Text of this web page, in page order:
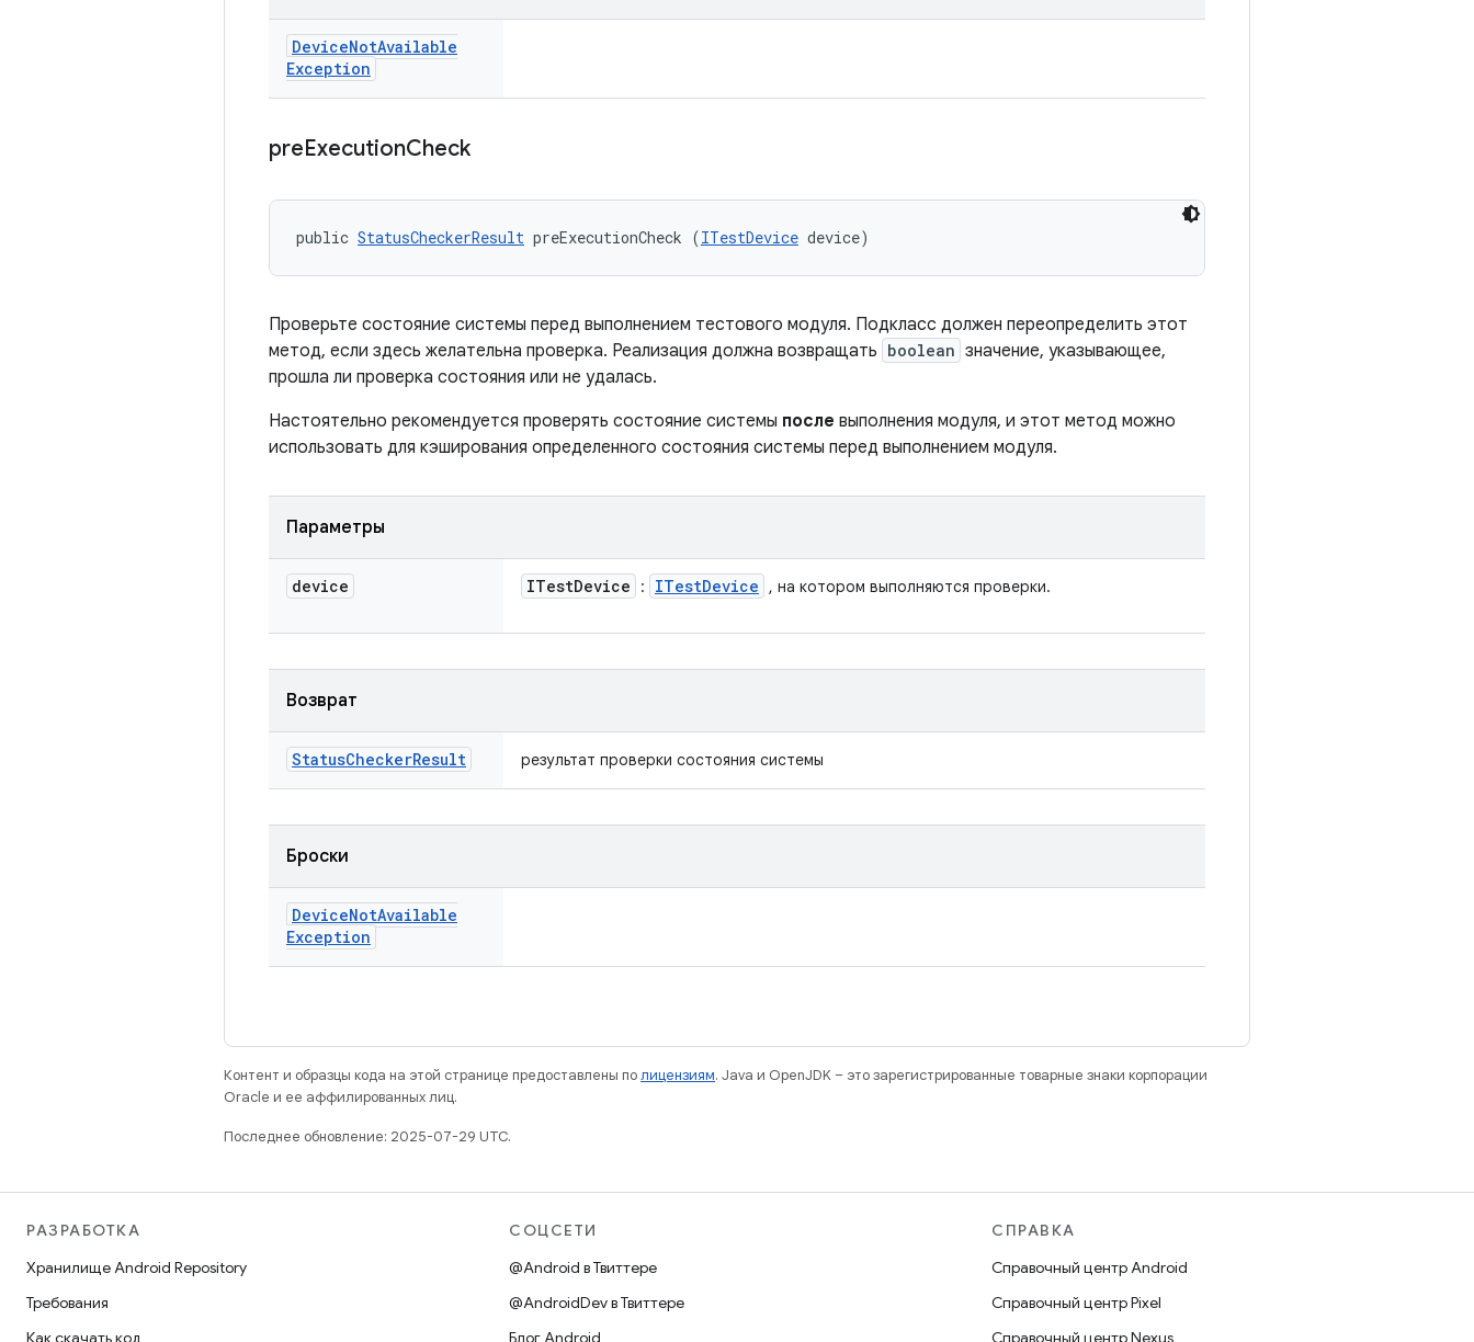
DeviceNotAvailable
Exception
preExecutionCheck
public StatusCheckerResult preExecutionCheck (ITestDevice device)
Проверьте состояние системы перед выполнением тестового модуля. Подкласс должен переопределить этот
метод, если здесь желательна проверка. Реализация должна возвращать boolean значение, указывающее,
прошла ли проверка состояния или не удалась.
Настоятельно рекомендуется проверять состояние системы после выполнения модуля, и этот метод можно
использовать для кэширования определенного состояния системы перед выполнением модуля.
Параметры
device ITestDevice : ITestDevice , на котором выполняются проверки.
Возврат
StatusCheckerResult результат проверки состояния системы
Броски
DeviceNotAvailable
Exception
Контент и образцы кода на этой странице предоставлены полицензиям. Java и OpenJDK – это зарегистрированные товарные знаки корпорации
Oracle и ее аффилированных лиц.
Последнее обновление: 2025-07-29 UTC.
РАЗРАБОТКА
Хранилище Android Repository
Требования
Как скачать код
СОЦСЕТИ
@Android в Твиттере
@AndroidDev в Твиттере
Блог Android
СПРАВКА
Справочный центр Android
Справочный центр Pixel
Справочный центр Nexus